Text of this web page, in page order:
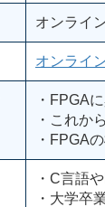
オンライ
オンライ
・FPGA
・これか
・FPGA
・C言語
・大学卒